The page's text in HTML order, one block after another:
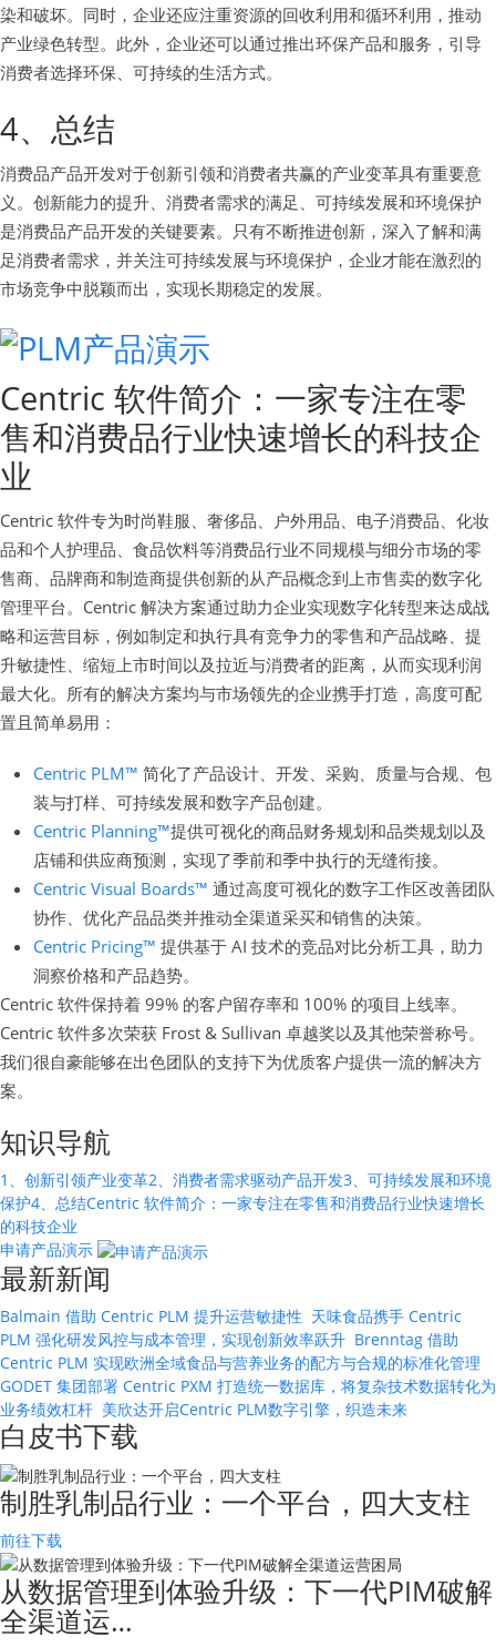
染和破坏。同时，企业还应注重资源的回收利用和循环利用，推动
产业绿色转型。此外，企业还可以通过推出环保产品和服务，引导
消费者选择环保、可持续的生活方式。
4、总结
消费品产品开发对于创新引领和消费者共赢的产业变革具有重要意
义。创新能力的提升、消费者需求的满足、可持续发展和环境保护
是消费品产品开发的关键要素。只有不断推进创新，深入了解和满
足消费者需求，并关注可持续发展与环境保护，企业才能在激烈的
市场竞争中脱颖而出，实现长期稳定的发展。
Centric 软件简介：一家专注在零
售和消费品行业快速增长的科技企
业
Centric 软件专为时尚鞋服、奢侈品、户外用品、电子消费品、化妆
品和个人护理品、食品饮料等消费品行业不同规模与细分市场的零
售商、品牌商和制造商提供创新的从产品概念到上市售卖的数字化
管理平台。Centric 解决方案通过助力企业实现数字化转型来达成战
略和运营目标，例如制定和执行具有竞争力的零售和产品战略、提
升敏捷性、缩短上市时间以及拉近与消费者的距离，从而实现利润
最大化。所有的解决方案均与市场领先的企业携手打造，高度可配
置且简单易用：
Centric PLM™ 简化了产品设计、开发、采购、质量与合规、包
装与打样、可持续发展和数字产品创建。
Centric Planning™提供可视化的商品财务规划和品类规划以及
店铺和供应商预测，实现了季前和季中执行的无缝衔接。
Centric Visual Boards™ 通过高度可视化的数字工作区改善团队
协作、优化产品品类并推动全渠道采买和销售的决策。
Centric Pricing™ 提供基于 AI 技术的竞品对比分析工具，助力
洞察价格和产品趋势。
Centric 软件保持着 99% 的客户留存率和 100% 的项目上线率。
Centric 软件多次荣获 Frost & Sullivan 卓越奖以及其他荣誉称号。
我们很自豪能够在出色团队的支持下为优质客户提供一流的解决方
案。
知识导航
1、创新引领产业变革2、消费者需求驱动产品开发3、可持续发展和环境
保护4、总结Centric 软件简介：一家专注在零售和消费品行业快速增长
的科技企业
申请产品演示
最新新闻
Balmain 借助 Centric PLM 提升运营敏捷性 天味食品携手 Centric
PLM 强化研发风控与成本管理，实现创新效率跃升 Brenntag 借助
Centric PLM 实现欧洲全域食品与营养业务的配方与合规的标准化管理
GODET 集团部署 Centric PXM 打造统一数据库，将复杂技术数据转化为
业务绩效杠杆 美欣达开启Centric PLM数字引擎，织造未来
白皮书下载
制胜乳制品行业：一个平台，四大支柱
前往下载
从数据管理到体验升级：下一代PIM破解
全渠道运…